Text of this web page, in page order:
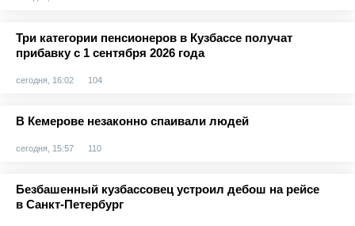
Три категории пенсионеров в Кузбассе получат
прибавку с 1 сентября 2026 года
сегодня, 16:02 104
В Кемерове незаконно спаивали людей
сегодня, 15:57 110
Безбашенный кузбассовец устроил дебош на рейсе
в Санкт-Петербург